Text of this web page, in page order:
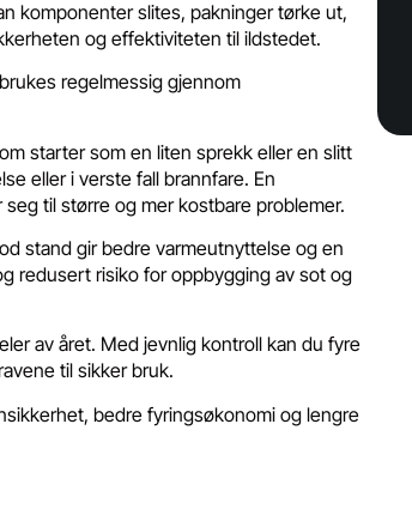
komponenter slites, pakninger tørke ut,
og effektiviteten til ildstedet.
regelmessig gjennom
starter som en liten sprekk eller en slitt
eller i verste fall brannfare. En
til større og mer kostbare problemer.
stand gir bedre varmeutnyttelse og en
redusert risiko for oppbygging av sot og
av året. Med jevnlig kontroll kan du fyre
til sikker bruk.
bedre fyringsøkonomi og lengre